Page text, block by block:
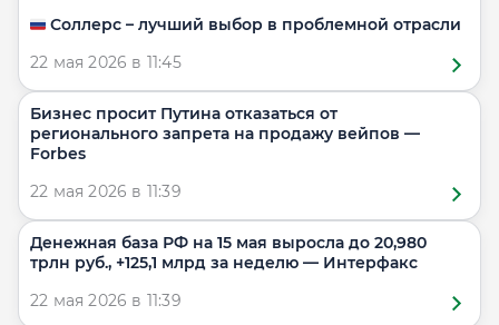
🇷🇺 Соллерс – лучший выбор в проблемной отрасли
22 мая 2026 в 11:45
Бизнес просит Путина отказаться от
регионального запрета на продажу вейпов —
Forbes
22 мая 2026 в 11:39
Денежная база РФ на 15 мая выросла до 20,980
трлн руб., +125,1 млрд за неделю — Интерфакс
22 мая 2026 в 11:39